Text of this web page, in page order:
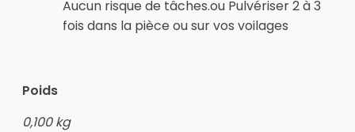
Aucun risque de tâches.ou Pulvériser 2 à 3
fois dans la pièce ou sur vos voilages
Poids
0,100 kg